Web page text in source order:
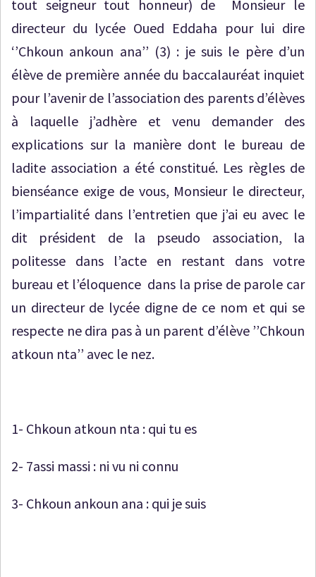
tout seigneur tout honneur) de Monsieur le
directeur du lycée Oued Eddaha pour lui dire
‘’Chkoun ankoun ana’’ (3) : je suis le père d’un
élève de première année du baccalauréat inquiet
pour l’avenir de l’association des parents d’élèves
à laquelle j’adhère et venu demander des
explications sur la manière dont le bureau de
ladite association a été constitué. Les règles de
bienséance exige de vous, Monsieur le directeur,
l’impartialité dans l’entretien que j’ai eu avec le
dit président de la pseudo association, la
politesse dans l’acte en restant dans votre
bureau et l’éloquence dans la prise de parole car
un directeur de lycée digne de ce nom et qui se
respecte ne dira pas à un parent d’élève ’’Chkoun
atkoun nta’’ avec le nez.
1- Chkoun atkoun nta : qui tu es
2- 7assi massi : ni vu ni connu
3- Chkoun ankoun ana : qui je suis